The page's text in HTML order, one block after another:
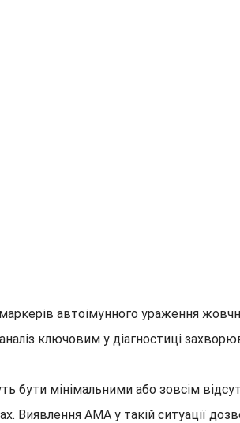
автоімунного ураження
ключовим у діагностиці
бути мінімальними або зовсім
Виявлення AMA у такій ситуації